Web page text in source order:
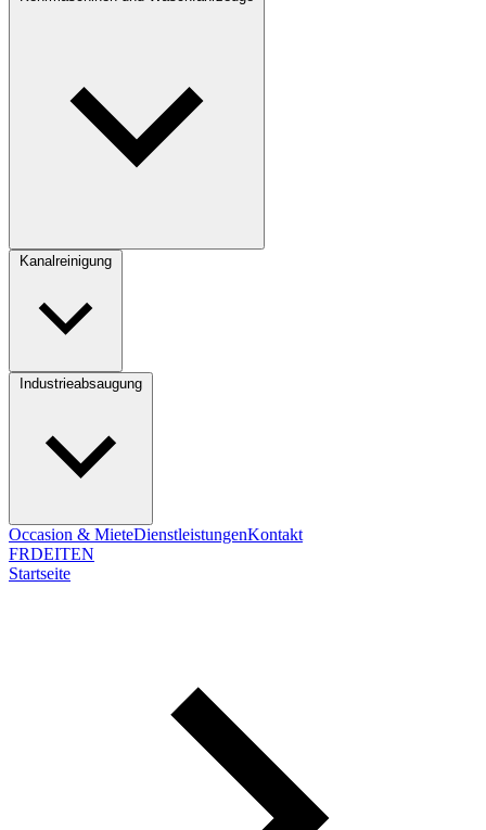
Occasion & MieteDienstleistungenKontakt
FRDEITEN
Startseite